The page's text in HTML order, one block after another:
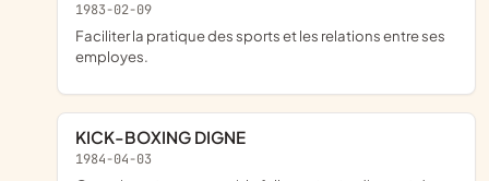
1983-02-09
faciliter la pratique des sports et les relations entre ses
employes.
KICK-BOXING DIGNE
1984-04-03